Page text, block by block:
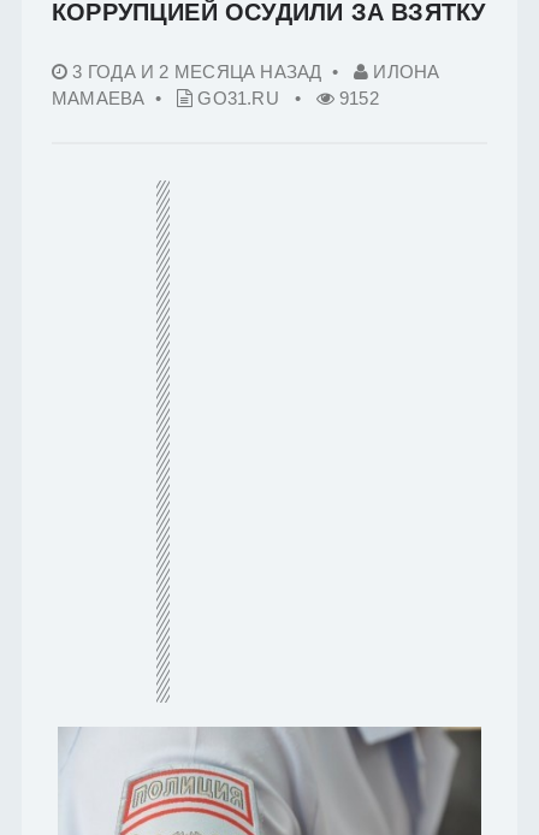
КОРРУПЦИЕЙ ОСУДИЛИ ЗА ВЗЯТКУ
3 ГОДА И 2 МЕСЯЦА НАЗАД •
ИЛОНА
МАМАЕВА •
GO31.RU • 9152